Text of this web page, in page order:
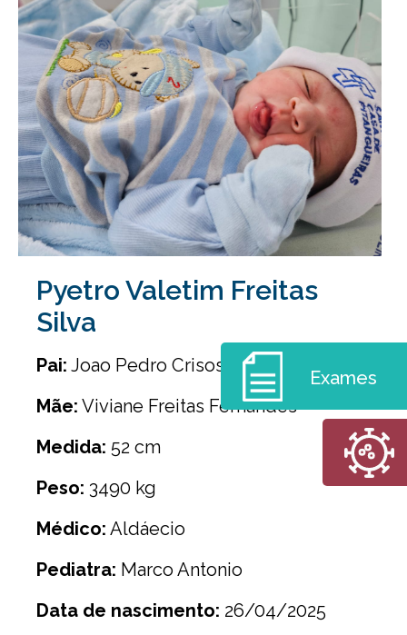
Pyetro Valetim Freitas
Silva
Pai: Joao Pedro Crisostomo da Silva
Mãe: Viviane Freitas Fernandes
Medida: 52 cm
Peso: 3490 kg
Médico: Aldáecio
Pediatra: Marco Antonio
Data de nascimento: 26/04/2025
Exames